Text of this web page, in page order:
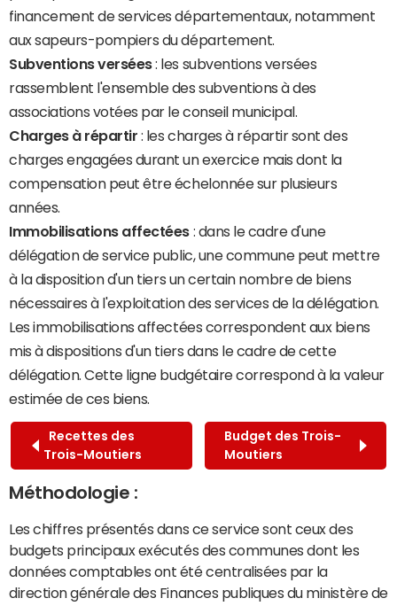
financement de services départementaux, notamment
aux sapeurs-pompiers du département.
Subventions versées: les subventions versées
rassemblent l'ensemble des subventions à des
associations votées par le conseil municipal.
Charges à répartir : les charges à répartir sont des
charges engagées durant un exercice mais dont la
compensation peut être échelonnée sur plusieurs
années.
Immobilisations affectées : dans le cadre d'une
délégation de service public, une commune peut mettre
à la disposition d'un tiers un certain nombre de biens
nécessaires à l'exploitation des services de la délégation.
Les immobilisations affectées correspondent aux biens
mis à dispositions d'un tiers dans le cadre de cette
délégation. Cette ligne budgétaire correspond à la valeur
estimée de ces biens.
Recettes des
Trois-Moutiers
Budget des Trois-
Moutiers
Méthodologie :
Les chiffres présentés dans ce service sont ceux des
budgets principaux exécutés des communes dont les
données comptables ont été centralisées par la
direction générale des Finances publiques du ministère de